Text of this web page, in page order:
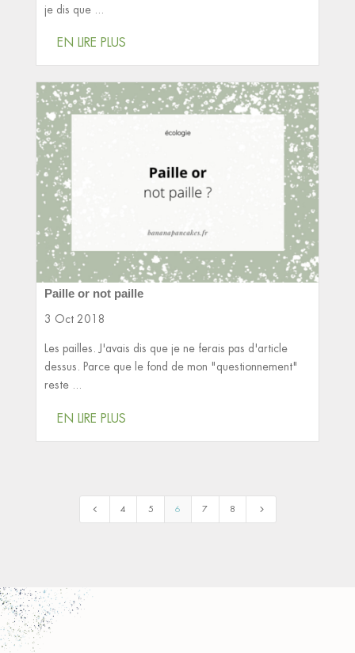
je dis que ...
EN LIRE PLUS
Paille or not paille
3 Oct 2018
Les pailles. J'avais dis que je ne ferais pas d'article
dessus. Parce que le fond de mon "questionnement"
reste ...
EN LIRE PLUS
4 4 5 6 7 8 5